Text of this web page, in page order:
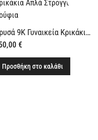
Χρυσά 9Κ Γυναικεία Κρικάκια Απλά Στρογγυλά Κούφια
€
Προσθήκη στο καλάθι